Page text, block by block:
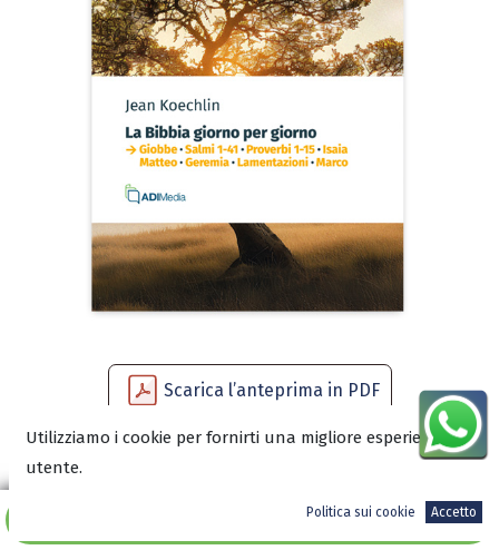
Aggiungi al carrello
Scarica l’anteprima in PDF
Utilizziamo i cookie per fornirti una migliore esperienza
utente.
Politica sui cookie Accetto